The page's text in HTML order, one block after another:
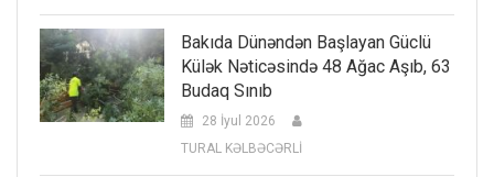
Bakıda Dünəndən Başlayan Güclü
Külək Nəticəsində 48 Ağac Aşıb, 63
Budaq Sınıb
28 İyul 2026
TURAL KƏLBƏCƏRLİ